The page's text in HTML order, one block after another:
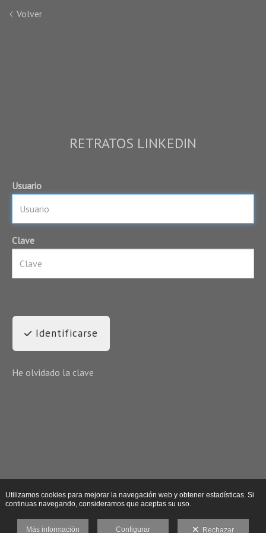
Volver
RETRATOS LINKEDIN
Usuario
Clave
Identificarse
He olvidado la clave
Utilizamos cookies para mejorar la navegación web y obtener estadísticas. Si
continuas navegando, consideramos que aceptas su uso.
Más información Configurar Rechazar